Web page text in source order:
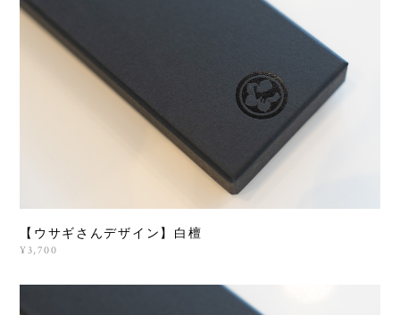
【ウサギさんデザイン】白檀
¥3,700